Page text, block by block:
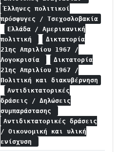
Έλληνες πολιτικοί
πρόσφυγες / Τσεχοσλοβακία
Ελλάδα / Αμερικανική
πολιτική
Δικτατορία
21ης Απριλίου 1967 /
Λογοκρισία
Δικτατορία
21ης Απριλίου 1967 /
Πολιτική και διακυβέρνηση
Αντιδικτατορικές
δράσεις / Δηλώσεις
συμπαράστασης
Αντιδικτατορικές δράσεις
/ Οικονομική και υλική
ενίσχυση